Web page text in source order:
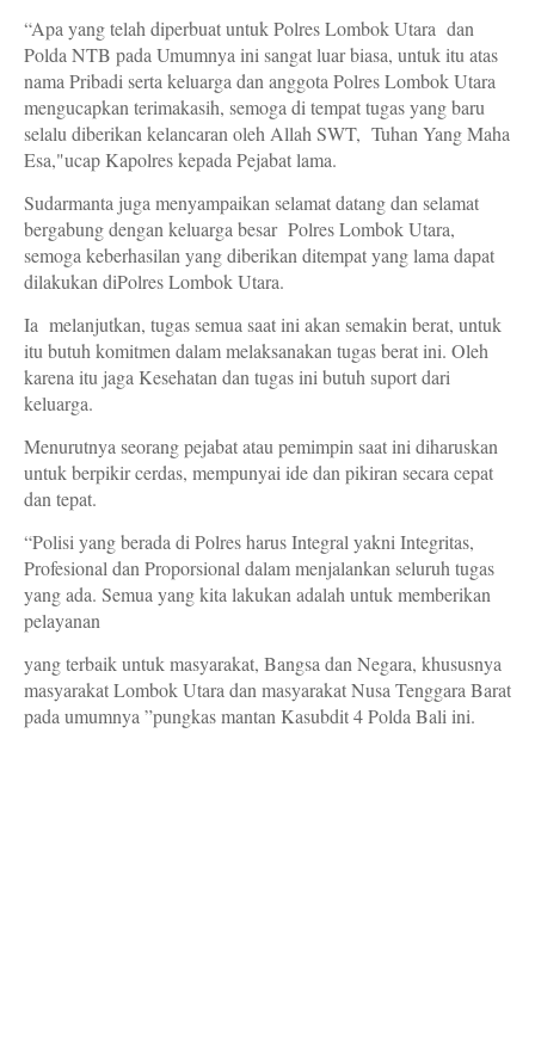
“Apa yang telah diperbuat untuk Polres Lombok Utara dan
Polda NTB pada Umumnya ini sangat luar biasa, untuk itu atas
nama Pribadi serta keluarga dan anggota Polres Lombok Utara
mengucapkan terimakasih, semoga di tempat tugas yang baru
selalu diberikan kelancaran oleh Allah SWT, Tuhan Yang Maha
Esa,"ucap Kapolres kepada Pejabat lama.
Sudarmanta juga menyampaikan selamat datang dan selamat
bergabung dengan keluarga besar Polres Lombok Utara,
semoga keberhasilan yang diberikan ditempat yang lama dapat
dilakukan diPolres Lombok Utara.
Ia melanjutkan, tugas semua saat ini akan semakin berat, untuk
itu butuh komitmen dalam melaksanakan tugas berat ini. Oleh
karena itu jaga Kesehatan dan tugas ini butuh suport dari
keluarga.
Menurutnya seorang pejabat atau pemimpin saat ini diharuskan
untuk berpikir cerdas, mempunyai ide dan pikiran secara cepat
dan tepat.
“Polisi yang berada di Polres harus Integral yakni Integritas,
Profesional dan Proporsional dalam menjalankan seluruh tugas
yang ada. Semua yang kita lakukan adalah untuk memberikan
pelayanan
yang terbaik untuk masyarakat, Bangsa dan Negara, khususnya
masyarakat Lombok Utara dan masyarakat Nusa Tenggara Barat
pada umumnya ”pungkas mantan Kasubdit 4 Polda Bali ini.